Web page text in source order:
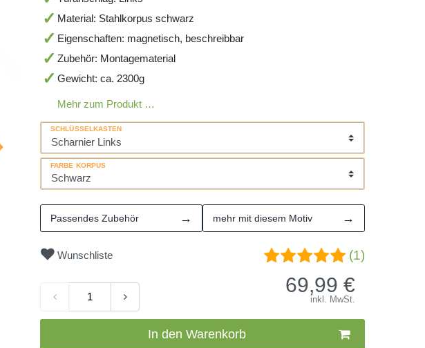
Material: Stahlkorpus schwarz
Eigenschaften: magnetisch, beschreibbar
Zubehör: Montagematerial
Gewicht: ca. 2300g
Mehr zum Produkt …
SCHLÜSSELKASTEN
FARBE KORPUS
Passendes Zubehör → mehr mit diesem Motiv →
Wunschliste (1)
69,99 €
inkl. MwSt.
In den Warenkorb